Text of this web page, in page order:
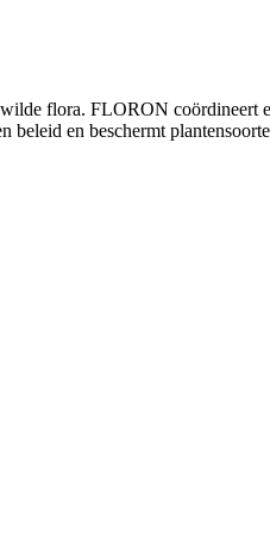
flora. FLORON
beleid en beschermt